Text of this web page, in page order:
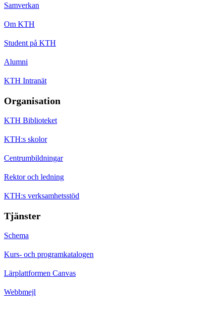
Samverkan
Om KTH
Student på KTH
Alumni
KTH Intranät
Organisation
KTH Biblioteket
KTH:s skolor
Centrumbildningar
Rektor och ledning
KTH:s verksamhetsstöd
Tjänster
Schema
Kurs- och programkatalogen
Lärplattformen Canvas
Webbmejl